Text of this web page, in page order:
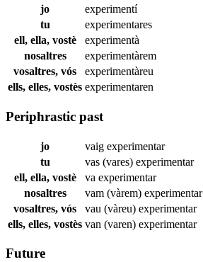
jo
experimentí
tu
experimentares
ell, ella, vostè
experimentà
nosaltres
experimentàrem
vosaltres, vós
experimentàreu
ells, elles, vostès experimentaren
Periphrastic past
jo vaig experimentar
tu
vas (vares) experimentar
ell, ella, vostè
va experimentar
nosaltres
vam (vàrem) experimentar
vosaltres, vós
vau (vàreu) experimentar
ells, elles, vostès van (varen) experimentar
Future